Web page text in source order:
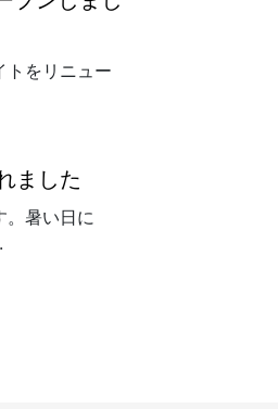
トをリニュー
ました
。暑い日に